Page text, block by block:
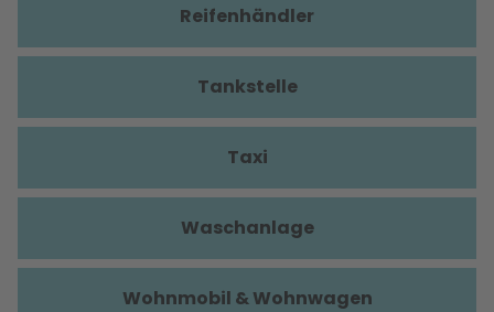
Reifenhändler
Tankstelle
Taxi
Waschanlage
Wohnmobil & Wohnwagen